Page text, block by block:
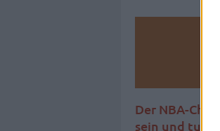
Der NBA-
sein und tut